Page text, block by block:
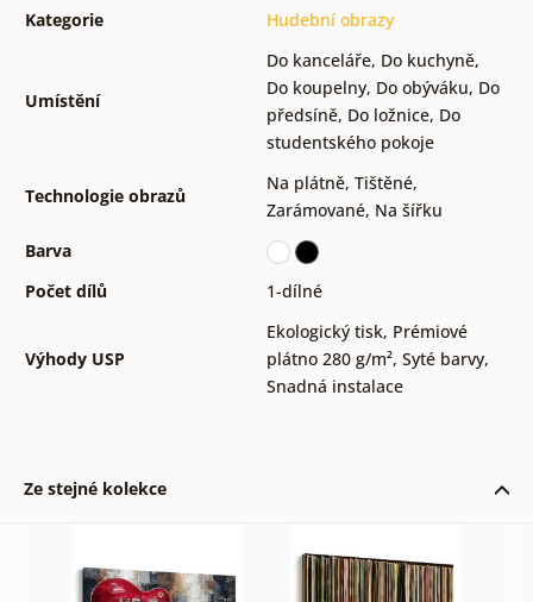
Kategorie Hudební obrazy
Umístění
Do kanceláře, Do kuchyně,
Do koupelny, Do obýváku, Do
předsíně, Do ložnice, Do
studentského pokoje
Technologie obrazů
Na plátně, Tištěné,
Zarámované, Na šířku
Barva
Počet dílů
1-dílné
Výhody USP
Ekologický tisk, Prémiové
plátno 280 g/m², Syté barvy,
Snadná instalace
Ze stejné kolekce